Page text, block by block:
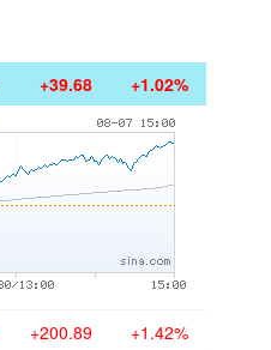
+39.68 +1.02%
+200.89 +1.42%